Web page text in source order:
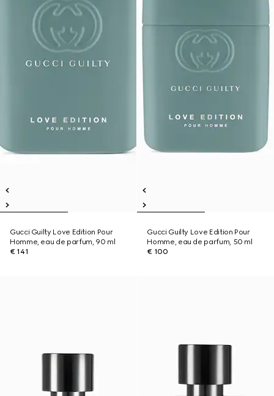
Gucci Guilty Love Edition Pour
Homme, eau de parfum, 90 ml
€ 141
Gucci Guilty Love Edition Pour
Homme, eau de parfum, 50 ml
€ 100